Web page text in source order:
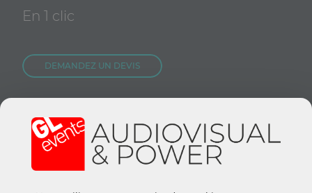
En 1 clic
DEMANDEZ UN DEVIS
NOUS REJOINDRE
CONTACTEZ-NOUS